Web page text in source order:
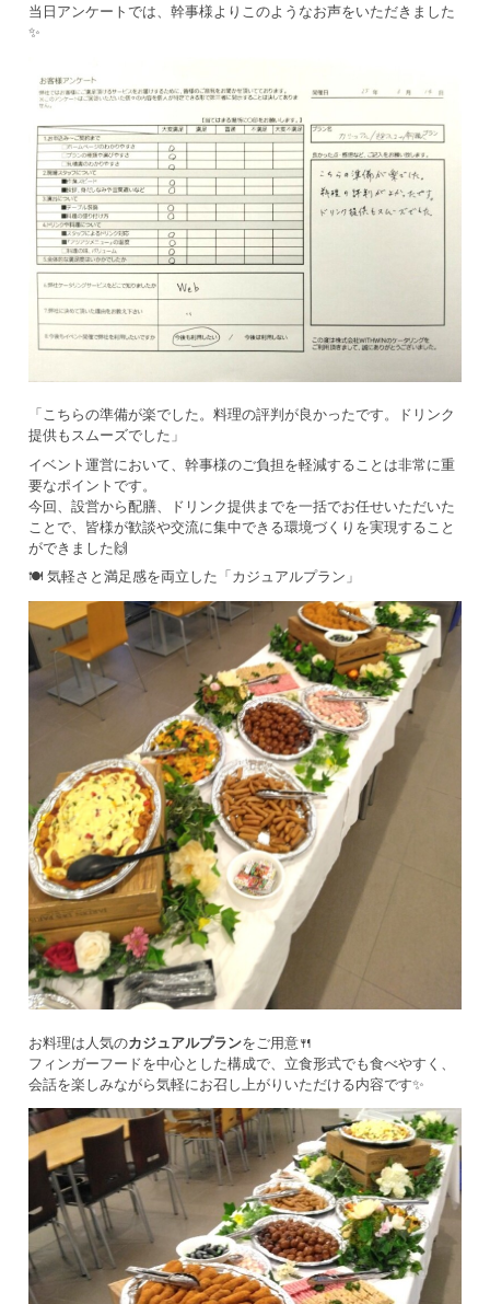
当日アンケートでは、幹事様よりこのようなお声をいただきました
✨
「こちらの準備が楽でした。料理の評判が良かったです。ドリンク
提供もスムーズでした」
イベント運営において、幹事様のご負担を軽減することは非常に重
要なポイントです。
今回、設営から配膳、ドリンク提供までを一括でお任せいただいた
ことで、皆様が歓談や交流に集中できる環境づくりを実現すること
ができました🙌
🍽️ 気軽さと満足感を両立した「カジュアルプラン」
お料理は人気のカジュアルプランをご用意🍴
フィンガーフードを中心とした構成で、立食形式でも食べやすく、
会話を楽しみながら気軽にお召し上がりいただける内容です✨